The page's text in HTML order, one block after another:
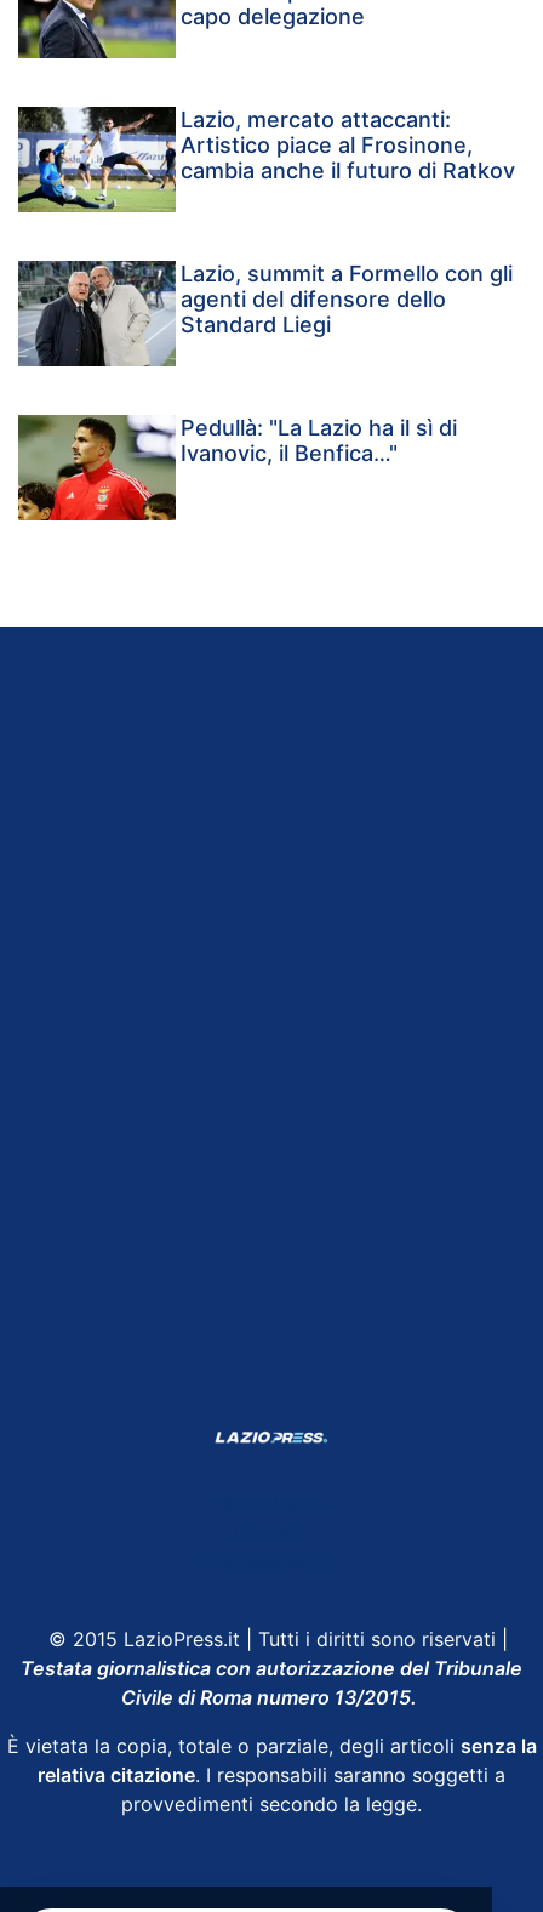
capo delegazione
Lazio, mercato attaccanti:
Artistico piace al Frosinone,
cambia anche il futuro di Ratkov
Lazio, summit a Formello con gli
agenti del difensore dello
Standard Liegi
Pedullà: "La Lazio ha il sì di
Ivanovic, il Benfica…"
© 2015 LazioPress.it | Tutti i diritti sono riservati |
Testata giornalistica con autorizzazione del Tribunale
Civile di Roma numero 13/2015.
È vietata la copia, totale o parziale, degli articoli senza la
relativa citazione. I responsabili saranno soggetti a
provvedimenti secondo la legge.